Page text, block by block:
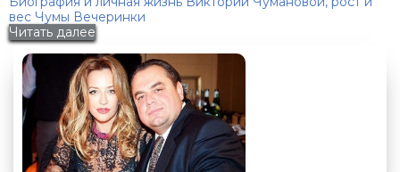
вес Чумы Вечеринки
Читать далее